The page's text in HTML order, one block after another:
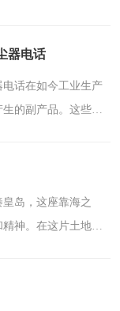
器电话
话在如今工业生产
的副产品。这些废
岛，这座靠海之
神。在这片土地